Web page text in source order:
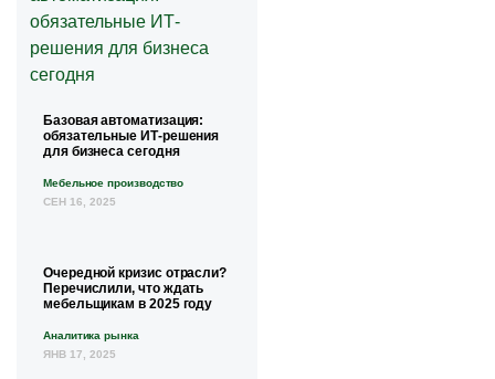
Базовая автоматизация:
обязательные ИТ-решения
для бизнеса сегодня
Мебельное производство
СЕН 16, 2025
Очередной кризис отрасли?
Перечислили, что ждать
мебельщикам в 2025 году
Аналитика рынка
ЯНВ 17, 2025